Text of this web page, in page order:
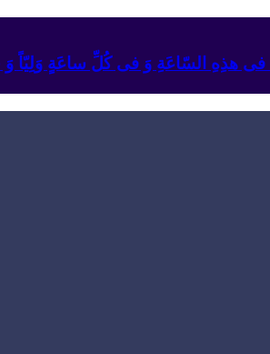
هذِهِ السّاعَةِ وَ فی کُلِّ ساعَةٍ وَلِیّاً وَ